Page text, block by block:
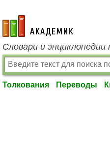
academic.ru
Словари и энциклопедии
Толкования Переводы